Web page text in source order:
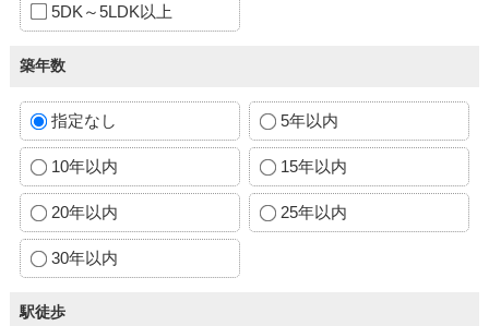
5DK～5LDK以上
築年数
指定なし 5年以内
10年以内 15年以内
20年以内 25年以内
30年以内
駅徒歩